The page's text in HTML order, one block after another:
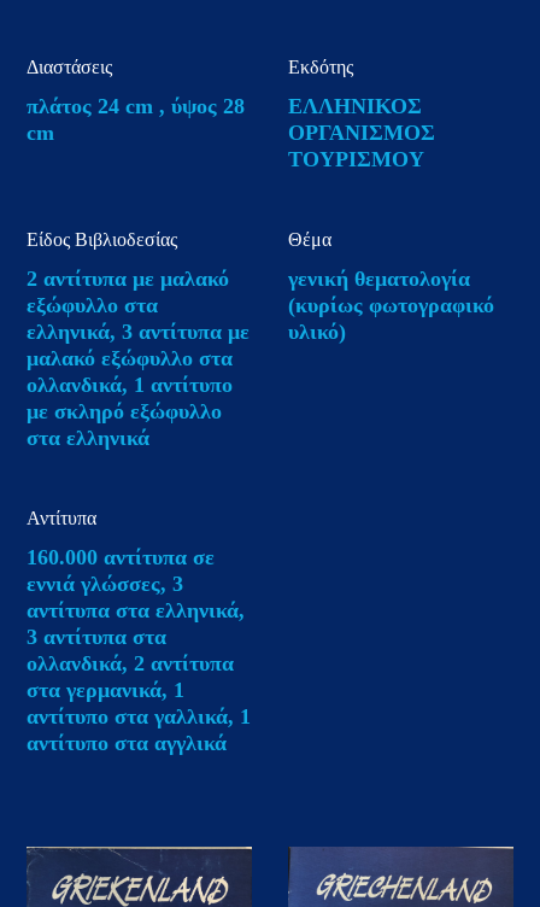
Διαστάσεις
πλάτος 24 cm , ύψος 28
cm
Εκδότης
ΕΛΛΗΝΙΚΟΣ
ΟΡΓΑΝΙΣΜΟΣ
ΤΟΥΡΙΣΜΟΥ
Είδος Βιβλιοδεσίας
2 αντίτυπα με μαλακό
εξώφυλλο στα
ελληνικά, 3 αντίτυπα με
μαλακό εξώφυλλο στα
ολλανδικά, 1 αντίτυπο
με σκληρό εξώφυλλο
στα ελληνικά
Θέμα
γενική θεματολογία
(κυρίως φωτογραφικό
υλικό)
Αντίτυπα
160.000 αντίτυπα σε
εννιά γλώσσες, 3
αντίτυπα στα ελληνικά,
3 αντίτυπα στα
ολλανδικά, 2 αντίτυπα
στα γερμανικά, 1
αντίτυπο στα γαλλικά, 1
αντίτυπο στα αγγλικά